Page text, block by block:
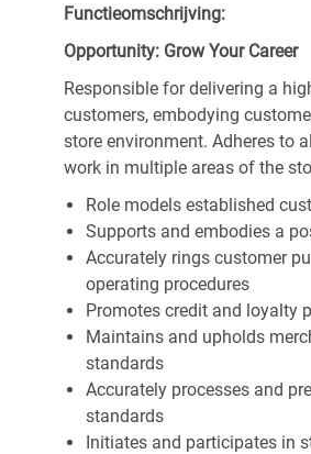
Functieomschrijving:
Opportunity: Grow Your Career
Responsible for delivering a
customers, embodying
store environment. Adheres to
work in multiple areas of the
Role models established
Supports and embodies a
Accurately rings customer
operating procedures
Promotes credit and loyalty
Maintains and upholds
standards
Accurately processes and
standards
Initiates and participates in